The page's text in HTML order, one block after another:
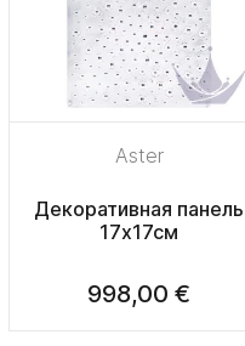
Aster
Декоративная панель
17х17см
998,00 €